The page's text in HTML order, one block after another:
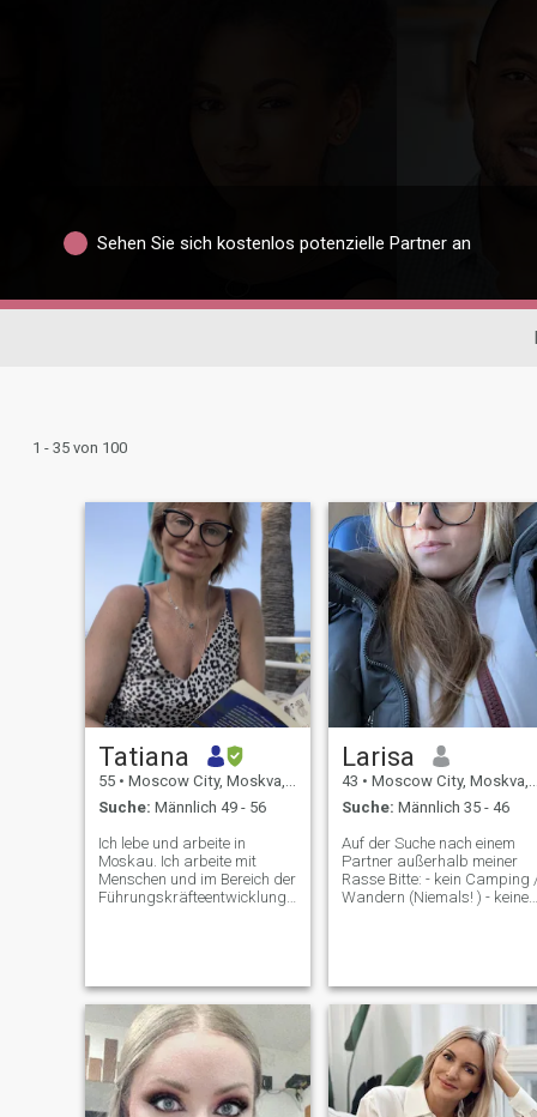
Sehen Sie sich kostenlos potenzielle Partner an
1 - 35 von 100
Tatiana
55 • Moscow City, Moskva, Russland
Suche: Männlich 49 - 56
Ich lebe und arbeite in
Moskau. Ich arbeite mit
Menschen und im Bereich der
Führungskräfteentwicklung.
in Telegramm, ich bin auf
einem kostenlosen Konto und
kann keine Nachrichten lesen
Larisa
43 • Moscow City, Moskva, Russland
Suche: Männlich 35 - 46
Auf der Suche nach einem
Partner außerhalb meiner
Rasse Bitte: - kein Camping
Wandern (Niemals! ) - keine
ausstehen können, ich
verspreche es euch) - ich
werde NIE einem von euch
gleich sein! Ich brauche keine
Frau mehr um mich herum.
Ich werde der netteste
Mensch der Welt mit dir sein,
wenn du aufrichtig nett zu